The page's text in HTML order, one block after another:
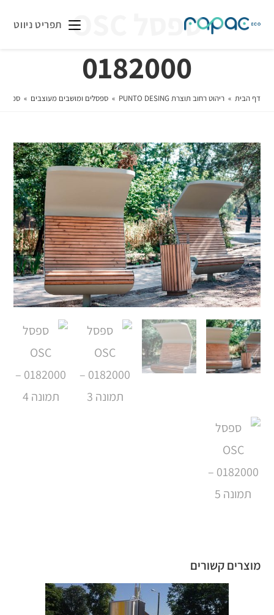
תפריט ניווט
ספסל OSC
0182000
דף הבית » ריהוט רחוב תוצרת PUNTO DESING » ספסלים ומושבים מעוצבים » ספסל OSC 0182000
מוצרים קשורים